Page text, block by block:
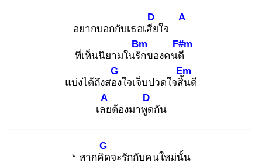
อยากบอกกับเธอเสีย
D
ใจ
A
ที่เห็นนิยามในรัก
Bm
ของคนดี
F#m
แบ่งได้ถึงสอง
G
ใจเจ็บปวดใจสิ้น
Em
ดี
เลย
A
ต้องมาพูด
D
กัน
* หากคิด
G
จะรักกับคนใหม่นั้น